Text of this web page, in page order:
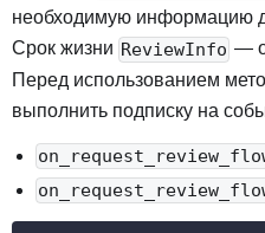
необходимую информацию
Срок жизни ReviewInfo —
Перед использованием
выполнить подписку на